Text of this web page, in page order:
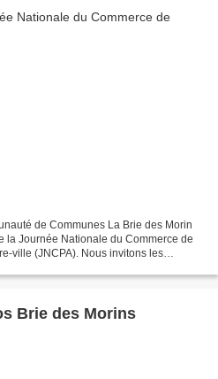
de Communes La Brie des Morin
la Journée Nationale du Commerce de
ville (JNCPA). Nous invitons les
Brie des Morins